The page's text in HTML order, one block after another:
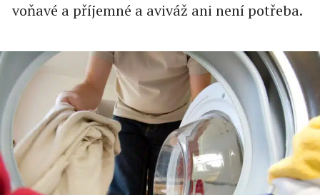
voňavé a příjemné a aviváž ani není potřeba.